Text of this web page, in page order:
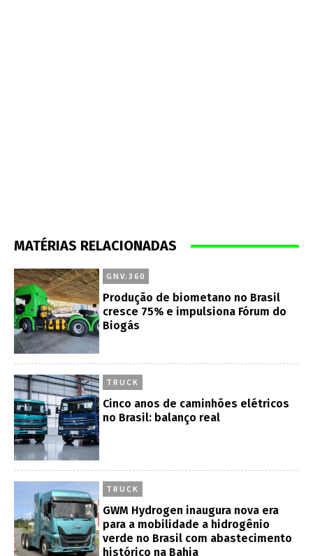
MATÉRIAS RELACIONADAS
GNV.360
Produção de biometano no Brasil
cresce 75% e impulsiona Fórum do
Biogás
TRUCK
Cinco anos de caminhões elétricos
no Brasil: balanço real
TRUCK
GWM Hydrogen inaugura nova era
para a mobilidade a hidrogênio
verde no Brasil com abastecimento
histórico na Bahia